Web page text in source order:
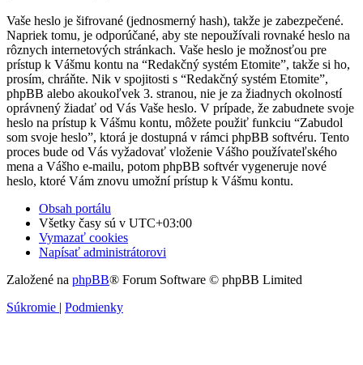
Vaše heslo je šifrované (jednosmerný hash), takže je zabezpečené.
Napriek tomu, je odporúčané, aby ste nepoužívali rovnaké heslo na
rôznych internetových stránkach. Vaše heslo je možnosťou pre
prístup k Vášmu kontu na “Redakčný systém Etomite”, takže si ho,
prosím, chráňte. Nik v spojitosti s “Redakčný systém Etomite”,
phpBB alebo akoukoľvek 3. stranou, nie je za žiadnych okolností
oprávnený žiadať od Vás Vaše heslo. V prípade, že zabudnete svoje
heslo na prístup k Vášmu kontu, môžete použiť funkciu “Zabudol
som svoje heslo”, ktorá je dostupná v rámci phpBB softvéru. Tento
proces bude od Vás vyžadovať vloženie Vášho používateľského
mena a Vášho e-mailu, potom phpBB softvér vygeneruje nové
heslo, ktoré Vám znovu umožní prístup k Vášmu kontu.
Obsah portálu
Všetky časy sú v UTC+03:00
Vymazať cookies
Napísať administrátorovi
Založené na phpBB® Forum Software © phpBB Limited
Súkromie | Podmienky